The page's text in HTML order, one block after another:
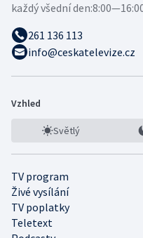
každý všední den:
261 136 113
info@ceskatelevize.cz
Vzhled
Světlý
TV program
Živé vysílání
TV poplatky
Teletext